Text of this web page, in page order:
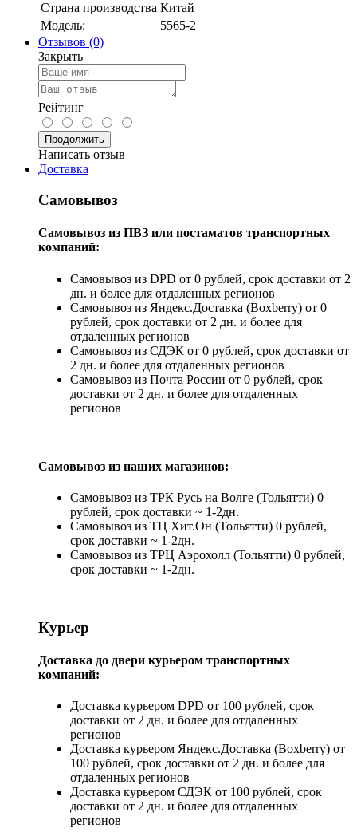
Страна производства Китай
Модель:
5565-2
Отзывов (0)
Закрыть
Рейтинг
Продолжить
Написать отзыв
Доставка
Самовывоз
Самовывоз из ПВЗ или постаматов транспортных
компаний:
Самовывоз из DPD от 0 рублей, срок доставки от 2
дн. и более для отдаленных регионов
Самовывоз из Яндекс.Доставка (Boxberry) от 0
рублей, срок доставки от 2 дн. и более для
отдаленных регионов
Самовывоз из СДЭК от 0 рублей, срок доставки от
2 дн. и более для отдаленных регионов
Самовывоз из Почта России от 0 рублей, срок
доставки от 2 дн. и более для отдаленных
регионов
Самовывоз из наших магазинов:
Самовывоз из ТРК Русь на Волге (Тольятти) 0
рублей, срок доставки ~ 1-2дн.
Самовывоз из ТЦ Хит.Он (Тольятти) 0 рублей,
срок доставки ~ 1-2дн.
Самовывоз из ТРЦ Аэрохолл (Тольятти) 0 рублей,
срок доставки ~ 1-2дн.
Курьер
Доставка до двери курьером транспортных
компаний:
Доставка курьером DPD от 100 рублей, срок
доставки от 2 дн. и более для отдаленных
регионов
Доставка курьером Яндекс.Доставка (Boxberry) от
100 рублей, срок доставки от 2 дн. и более для
отдаленных регионов
Доставка курьером СДЭК от 100 рублей, срок
доставки от 2 дн. и более для отдаленных
регионов